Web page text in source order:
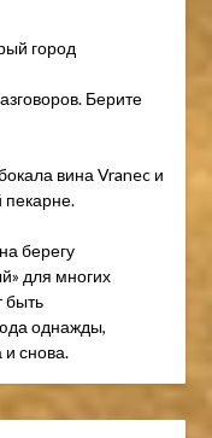
город
Берите
вина Vranec и
пекарне.
берегу
для многих
быть
однажды,
снова.